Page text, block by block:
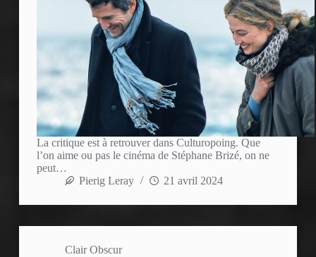
La critique est à retrouver dans Culturopoing. Que
l’on aime ou pas le cinéma de Stéphane Brizé, on ne
peut…
Pierig Leray
21 avril 2024
Clair Obscur